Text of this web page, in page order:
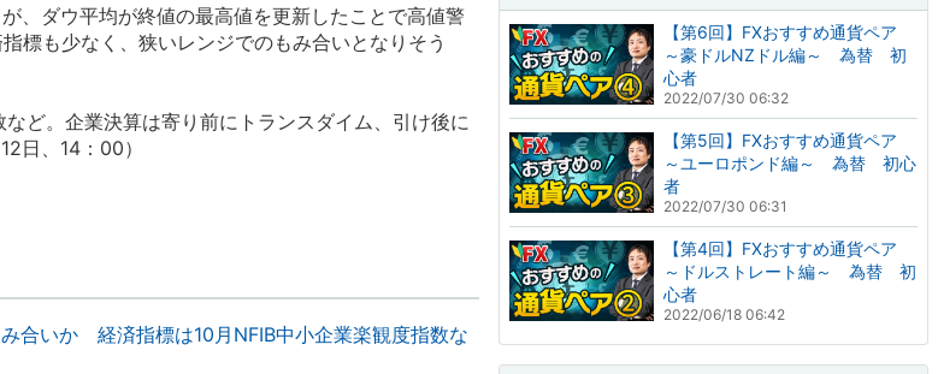
、ダウ平均が終値の最高値を更新したことで高値警
標も少なく、狭いレンジでのもみ合いとなりそう
ど。企業決算は寄り前にトランスダイム、引け後に
日、14：00）
合いか 経済指標は10月NFIB中小企業楽観度指数な
【第6回】FXおすすめ通貨ペア
～豪ドルNZドル編～ 為替 初
心者
2022/07/30 06:32
【第5回】FXおすすめ通貨ペア
～ユーロポンド編～ 為替 初心
者
2022/07/30 06:31
【第4回】FXおすすめ通貨ペア
～ドルストレート編～ 為替 初
心者
2022/06/18 06:42